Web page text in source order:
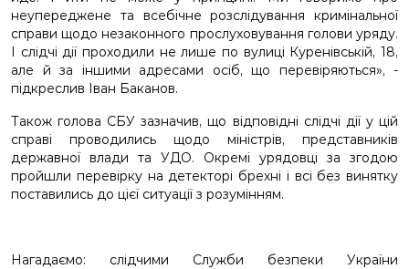
неупереджене та всебічне розслідування кримінальної
справи щодо незаконного прослуховування голови уряду.
І слідчі дії проходили не лише по вулиці Куренівській, 18,
але й за іншими адресами осіб, що перевіряються», -
підкреслив Іван Баканов.
Також голова СБУ зазначив, що відповідні слідчі дії у цій
справі проводились щодо міністрів, представників
державної влади та УДО. Окремі урядовці за згодою
пройшли перевірку на детекторі брехні і всі без винятку
поставились до цієї ситуації з розумінням.
Нагадаємо: слідчими Служби безпеки України